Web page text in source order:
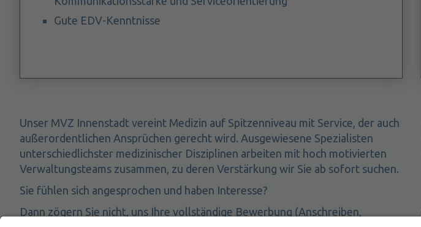
Gute EDV-Kenntnisse
Unser MVZ Innenstadt vereint Medizin auf Spitzenniveau mit Service, der auch
außerordentlichen Ansprüchen gerecht wird. Ausgewiesene Spezialisten
unterschiedlichster medizinischer Disziplinen arbeiten mit hoch motivierten
Verwaltungsteams zusammen, zu deren Verstärkung wir Sie ab sofort suchen.
Sie fühlen sich angesprochen und haben Interesse?
Dann zögern Sie nicht, uns Ihre vollständige Bewerbung (Anschreiben,